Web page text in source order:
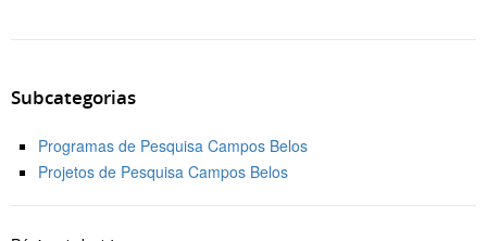
Subcategorias
Programas de Pesquisa Campos Belos
Projetos de Pesquisa Campos Belos